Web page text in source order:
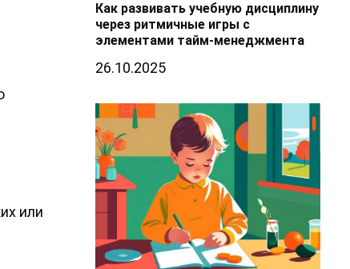
или
Как развивать учебную дисциплину
через ритмичные игры с
элементами тайм-менеджмента
26.10.2025